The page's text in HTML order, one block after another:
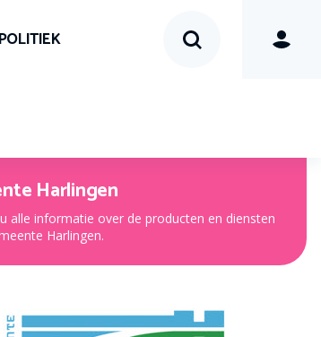
POLITIEK
Harlingen
alle informatie over de producten en diensten
Harlingen.